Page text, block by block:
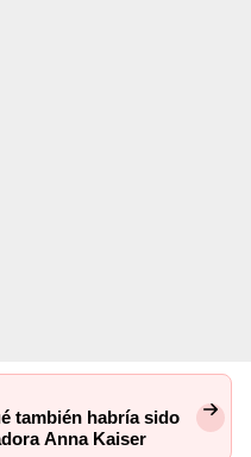
también habría sido
Anna Kaiser